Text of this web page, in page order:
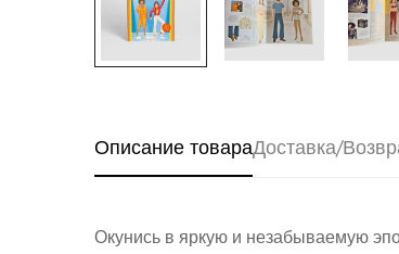
Описание товараДоставка/
Окунись в яркую и незабываемую